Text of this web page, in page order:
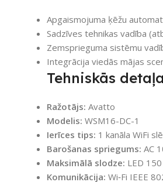
Apgaismojuma ķēžu
Sadzīves tehnikas vadība
Zemsprieguma sistēmu
Integrācija viedās mājas
Tehniskās
Ražotājs: Avatto
Modelis: WSM16-DC-1
Ierīces tips: 1 kanāla WiFi
Barošanas spriegums: AC
Maksimālā slodze: LED
Komunikācija: Wi‑Fi IEEE